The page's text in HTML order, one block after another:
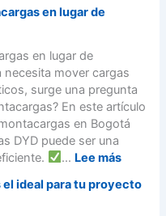
e
á
c
i
l
)
q
l
e
r
d
e
M
o
n
en lugar de
en lugar de
mover cargas
surge una pregunta
En este artículo
en Bogotá
DYD puede ser una
... Lee más:
e
ideal para tu proyecto